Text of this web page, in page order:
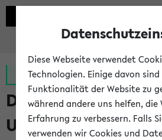
Zur MeineUni App
Das Lehrangebot
Universität
Diese Webseite verwendet
Technologien. Einige davon
Funktionalität der Website zu
während andere uns helfen, die
Erfahrung zu verbessern. Falls
verwenden wir Cookies und